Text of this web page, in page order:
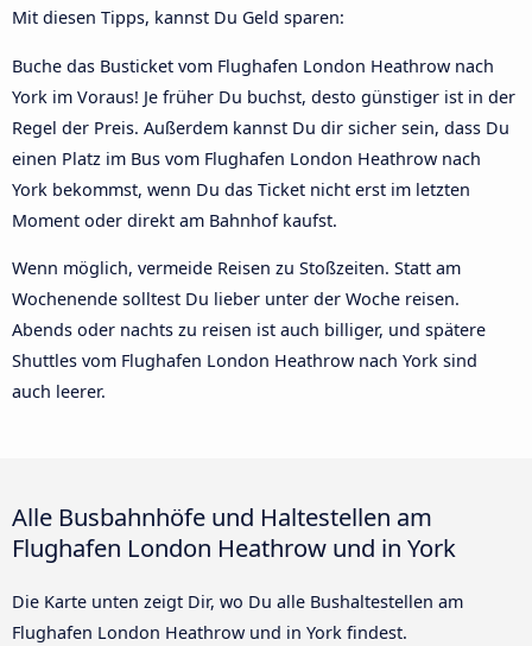
Mit diesen Tipps, kannst Du Geld sparen:
Buche das Busticket vom Flughafen London Heathrow nach
York im Voraus! Je früher Du buchst, desto günstiger ist in der
Regel der Preis. Außerdem kannst Du dir sicher sein, dass Du
einen Platz im Bus vom Flughafen London Heathrow nach
York bekommst, wenn Du das Ticket nicht erst im letzten
Moment oder direkt am Bahnhof kaufst.
Wenn möglich, vermeide Reisen zu Stoßzeiten. Statt am
Wochenende solltest Du lieber unter der Woche reisen.
Abends oder nachts zu reisen ist auch billiger, und spätere
Shuttles vom Flughafen London Heathrow nach York sind
auch leerer.
Alle Busbahnhöfe und Haltestellen am
Flughafen London Heathrow und in York
Die Karte unten zeigt Dir, wo Du alle Bushaltestellen am
Flughafen London Heathrow und in York findest.